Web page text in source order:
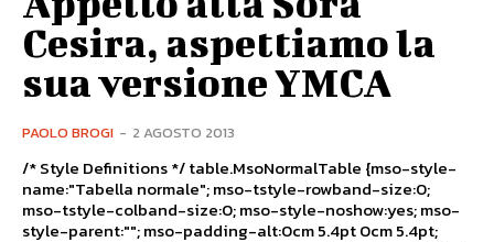
Cesira, aspettiamo la
sua versione YMCA
PAOLO BROGI - 2 AGOSTO 2013
/* Style Definitions */ table.MsoNormalTable {mso-style-
name:"Tabella normale"; mso-tstyle-rowband-size:0;
mso-tstyle-colband-size:0; mso-style-noshow:yes; mso-
style-parent:""; mso-padding-alt:0cm 5.4pt 0cm 5.4pt;